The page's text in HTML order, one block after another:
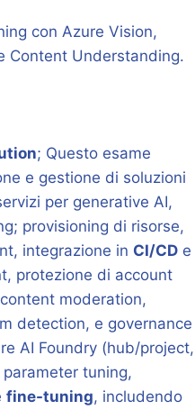
con Azure Vision,
Content Understanding.
; Questo esame
e gestione di soluzioni
per generative AI,
provisioning di risorse,
integrazione in CI/CD e
protezione di account
moderation,
detection, e governance
AI Foundry (hub/project,
tuning,
fine-tuning, includendo